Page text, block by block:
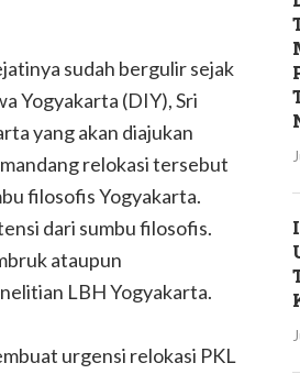
sudah bergulir sejak
Yogyakarta (DIY), Sri
yang akan diajukan
relokasi tersebut
filosofis Yogyakarta.
dari sumbu filosofis.
ataupun
LBH Yogyakarta.
urgensi relokasi PKL